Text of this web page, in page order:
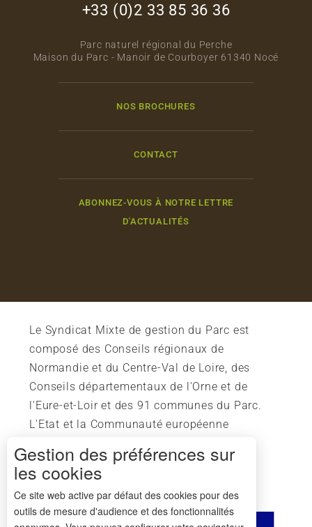
+33 (0)2 33 85 36 36
Parc naturel régional du Perche
Maison du Parc - Manoir de Courboyer 61340 Nocé
NOS BROCHURES
CONTACT
ABONNEZ-VOUS À NOTRE LETTRE
D'ACTUALITÉS
Le Syndicat Mixte de gestion du Parc est
composé des Conseils régionaux de
Normandie et du Centre-Val de Loire, des
Conseils départementaux de l'Orne et de
l'Eure-et-Loir et des 91 communes du Parc.
L'Etat et la Communauté européenne
Gestion des préférences sur
les cookies
Ce site web active par défaut des cookies pour des
outils de mesure d'audience et des fonctionnalités